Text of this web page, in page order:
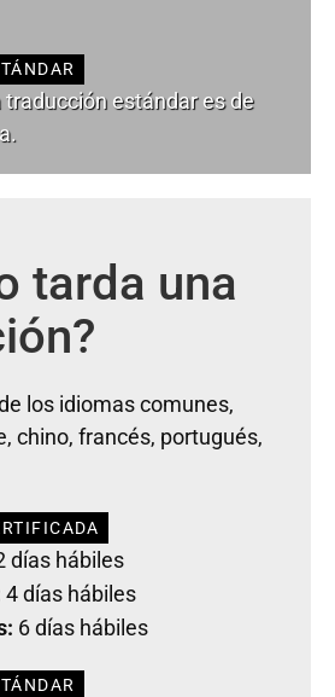
traducción estándar es de
tarda una
los idiomas comunes,
chino, francés, portugués,
días hábiles
4 días hábiles
6 días hábiles